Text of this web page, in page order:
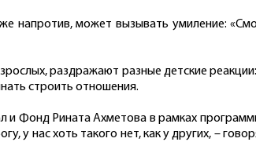
напротив, может вызывать умиление:
раздражают разные детские
строить отношения.
и Фонд Рината Ахметова в рамках
у нас хоть такого нет, как у других, –